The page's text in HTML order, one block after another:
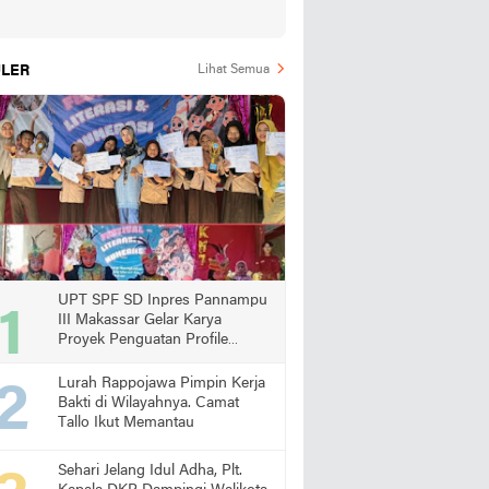
Lihat Semua
UPT SPF SD Inpres Pannampu
III Makassar Gelar Karya
Proyek Penguatan Profile
Lurah Rappojawa Pimpin Kerja
Bakti di Wilayahnya. Camat
Tallo Ikut Memantau
Sehari Jelang Idul Adha, Plt.